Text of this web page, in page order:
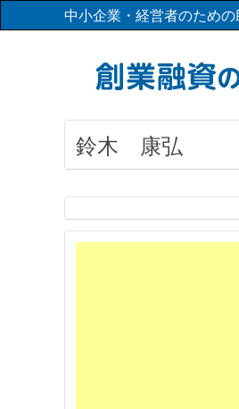
中小企業・経営者のため
鈴木 康弘